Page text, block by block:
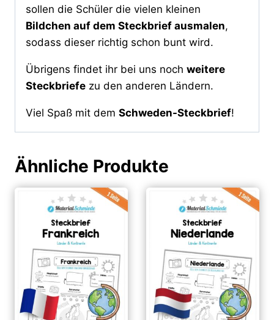
sollen die Schüler die vielen kleinen
Bildchen auf dem Steckbrief ausmalen,
sodass dieser richtig schon bunt wird.
Übrigens findet ihr bei uns noch weitere
Steckbriefe zu den anderen Ländern.
Viel Spaß mit dem Schweden-Steckbrief!
Ähnliche Produkte